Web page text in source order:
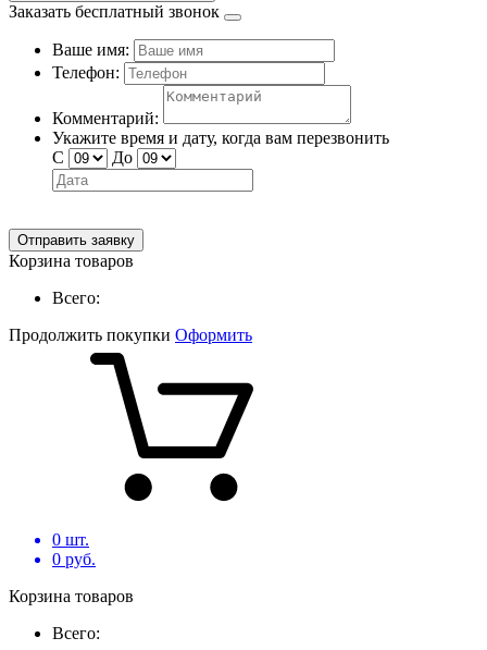
Заказать бесплатный звонок
Ваше имя:
Телефон:
Комментарий:
Укажите время и дату, когда вам перезвонить
С
До
Отправить заявку
Корзина товаров
Всего:
Продолжить покупки Оформить
0 шт.
0 руб.
Корзина товаров
Всего: